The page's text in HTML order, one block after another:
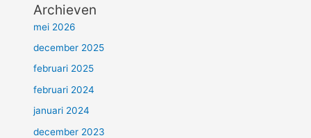
Archieven
mei 2026
december 2025
februari 2025
februari 2024
januari 2024
december 2023